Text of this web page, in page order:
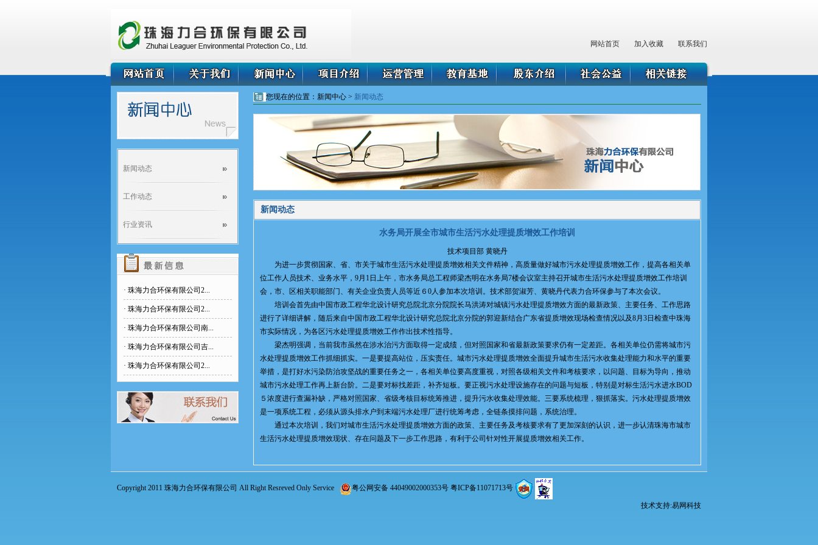
网站首页 加入收藏 联系我们
新闻动态
工作动态
行业资讯
· 珠海力合环保有限公司2...
· 珠海力合环保有限公司2...
· 珠海力合环保有限公司南...
· 珠海力合环保有限公司吉...
· 珠海力合环保有限公司2...
您现在的位置：新闻中心 > 新闻动态
新闻动态
水务局开展全市城市生活污水处理提质增效工作培训
技术项目部 黄晓丹
为进一步贯彻国家、省、市关于城市生活污水处理提质增效相关文件精神，高质量做好城市污水处理提质增效工作，提高各相关单
位工作人员技术、业务水平，9月1日上午，市水务局总工程师梁杰明在水务局7楼会议室主持召开城市生活污水处理提质增效工作培训
会，市、区相关职能部门、有关企业负责人员等近６0人参加本次培训。技术部贺淑芳、黄晓丹代表力合环保参与了本次会议。
培训会首先由中国市政工程华北设计研究总院北京分院院长马洪涛对城镇污水处理提质增效方面的最新政策、主要任务、工作思路
进行了详细讲解，随后来自中国市政工程华北设计研究总院北京分院的郭迎新结合广东省提质增效现场检查情况以及8月3日检查中珠海
市实际情况，为各区污水处理提质增效工作作出技术性指导。
梁杰明强调，当前我市虽然在涉水治污方面取得一定成绩，但对照国家和省最新政策要求仍有一定差距。各相关单位仍需将城市污
水处理提质增效工作抓细抓实。一是要提高站位，压实责任。城市污水处理提质增效全面提升城市生活污水收集处理能力和水平的重要
举措，是打好水污染防治攻坚战的重要任务之一，各相关单位要高度重视，对照各级相关文件和考核要求，以问题、目标为导向，推动
城市污水处理工作再上新台阶。二是要对标找差距，补齐短板。要正视污水处理设施存在的问题与短板，特别是对标生活污水进水BOD
５浓度进行查漏补缺，严格对照国家、省级考核目标统筹推进，提升污水收集处理效能。三要系统梳理，狠抓落实。污水处理提质增效
是一项系统工程，必须从源头排水户到末端污水处理厂进行统筹考虑，全链条摸排问题，系统治理。
通过本次培训，我们对城市生活污水处理提质增效方面的政策、主要任务及考核要求有了更加深刻的认识，进一步认清珠海市城市
生活污水处理提质增效现状、存在问题及下一步工作思路，有利于公司针对性开展提质增效相关工作。
Copyright 2011 珠海力合环保有限公司 All Right Resreved Only Service 粤公网安备 44049002000353号 粤ICP备11071713号
技术支持:易网科技